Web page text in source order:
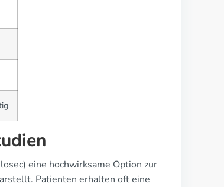
eine hochwirksame Option zur
Patienten erhalten oft eine